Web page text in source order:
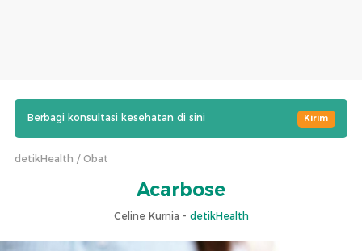
Berbagi konsultasi kesehatan di sini Kirim
detikHealth Obat
Acarbose
Celine Kurnia - detikHealth